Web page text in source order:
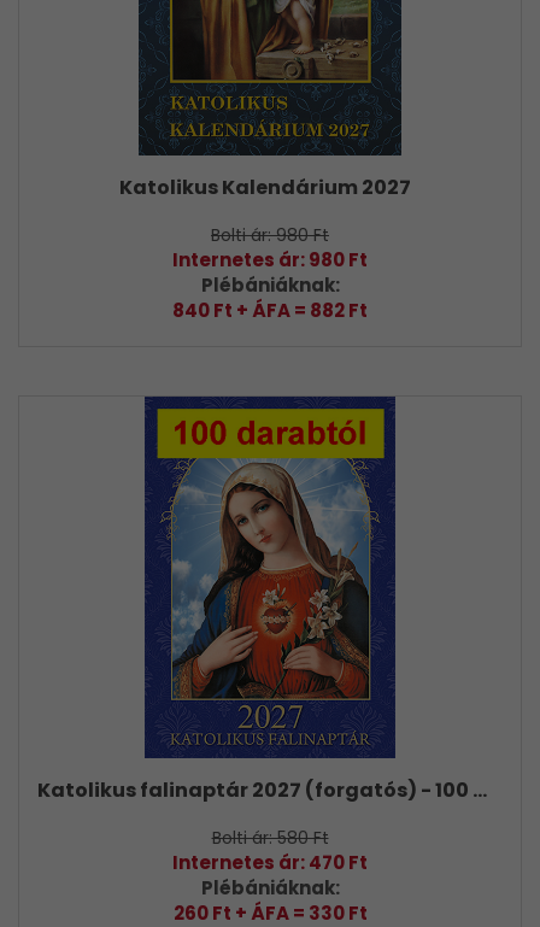
Katolikus Kalendárium 2027
Bolti ár: 980 Ft
Internetes ár: 980 Ft
Plébániáknak:
840 Ft + ÁFA = 882 Ft
Katolikus falinaptár 2027 (forgatós) - 100 DARABTÓL
Bolti ár: 580 Ft
Internetes ár: 470 Ft
Plébániáknak:
260 Ft + ÁFA = 330 Ft